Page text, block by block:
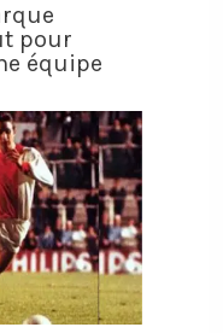
pour
équipe